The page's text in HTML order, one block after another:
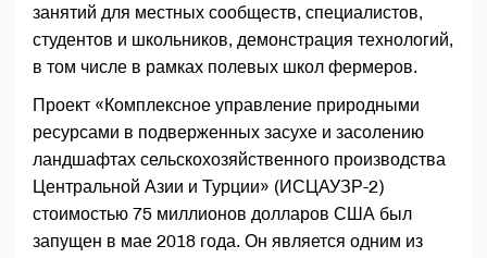
занятий для местных сообществ, специалистов,
студентов и школьников, демонстрация технологий,
в том числе в рамках полевых школ фермеров.
Проект «Комплексное управление природными
ресурсами в подверженных засухе и засолению
ландшафтах сельскохозяйственного производства
Центральной Азии и Турции» (ИСЦАУЗР-2)
стоимостью 75 миллионов долларов США был
запущен в мае 2018 года. Он является одним из